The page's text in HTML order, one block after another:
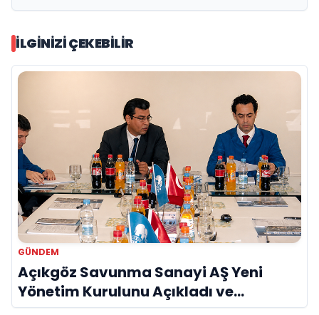
İLGINIZI ÇEKEBILIR
GÜNDEM
Açıkgöz Savunma Sanayi AŞ Yeni
Yönetim Kurulunu Açıkladı ve
Savunma Sanayinde Küresel Vizyon